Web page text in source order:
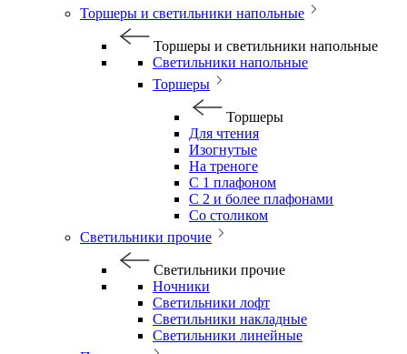
Торшеры и светильники напольные
Торшеры и светильники напольные
Светильники напольные
Торшеры
Торшеры
Для чтения
Изогнутые
На треноге
С 1 плафоном
С 2 и более плафонами
Со столиком
Светильники прочие
Светильники прочие
Ночники
Светильники лофт
Светильники накладные
Светильники линейные